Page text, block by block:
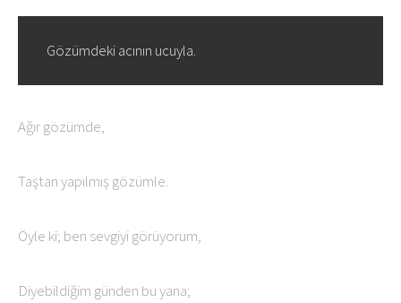
Gözümdeki acının ucuyla.
Ağır gözümde,
Taştan yapılmış gözümle.
Öyle ki; ben sevgiyi görüyorum,
Diyebildiğim günden bu yana;